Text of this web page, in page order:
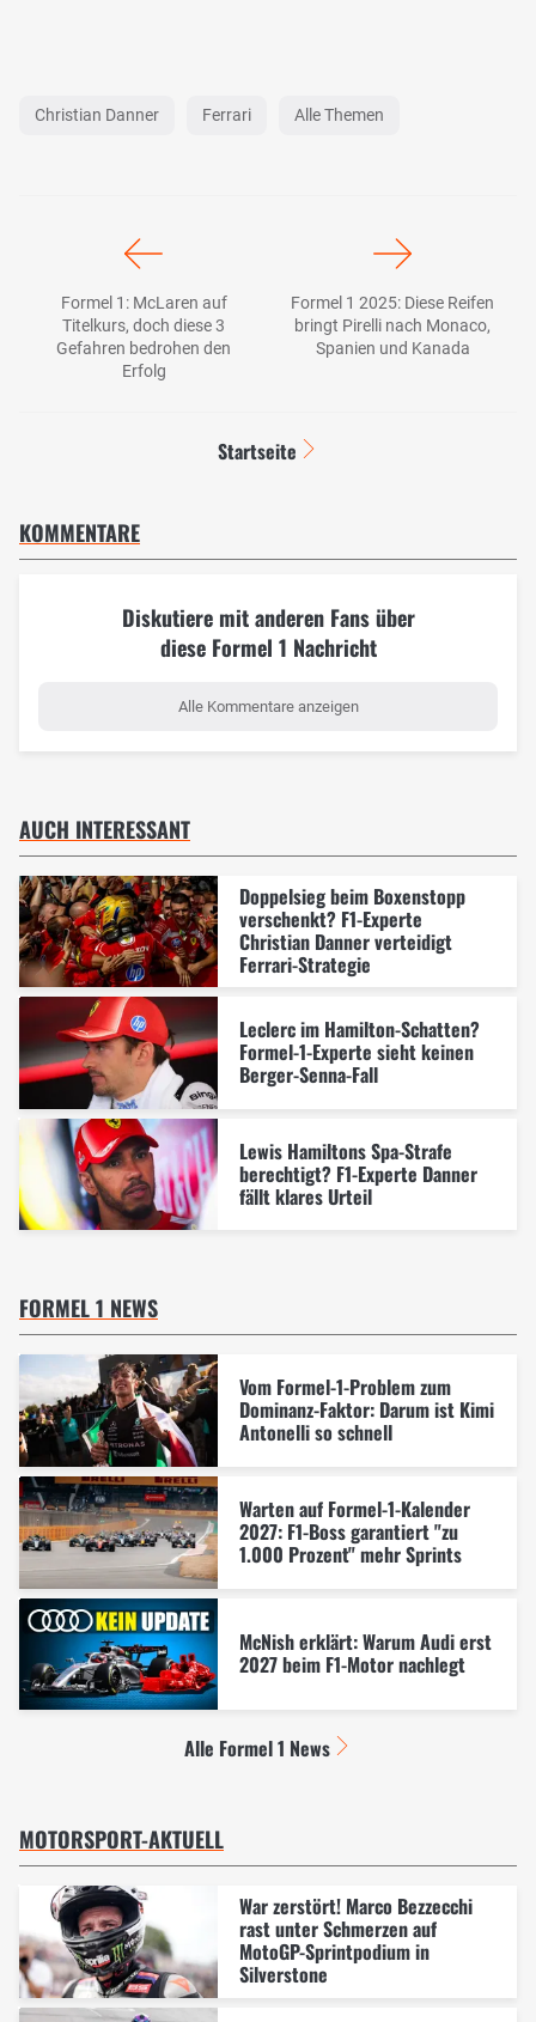
Christian Danner Ferrari Alle Themen
Formel 1: McLaren auf
Titelkurs, doch diese 3
Gefahren bedrohen den
Erfolg
Formel 1 2025: Diese Reifen
bringt Pirelli nach Monaco,
Spanien und Kanada
Startseite
KOMMENTARE
Diskutiere mit anderen Fans über
diese Formel 1 Nachricht
Alle Kommentare anzeigen
AUCH INTERESSANT
Doppelsieg beim Boxenstopp
verschenkt? F1-Experte
Christian Danner verteidigt
Ferrari-Strategie
Leclerc im Hamilton-Schatten?
Formel-1-Experte sieht keinen
Berger-Senna-Fall
Lewis Hamiltons Spa-Strafe
berechtigt? F1-Experte Danner
fällt klares Urteil
FORMEL 1 NEWS
Vom Formel-1-Problem zum
Dominanz-Faktor: Darum ist Kimi
Antonelli so schnell
Warten auf Formel-1-Kalender
2027: F1-Boss garantiert "zu
1.000 Prozent" mehr Sprints
McNish erklärt: Warum Audi erst
2027 beim F1-Motor nachlegt
Alle Formel 1 News
MOTORSPORT-AKTUELL
War zerstört! Marco Bezzecchi
rast unter Schmerzen auf
MotoGP-Sprintpodium in
Silverstone